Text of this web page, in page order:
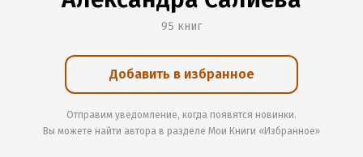
95 книг
Добавить в избранное
Отправим уведомление, когда появятся новинки.
Вы можете найти автора в разделе Мои Книги «Избранное»